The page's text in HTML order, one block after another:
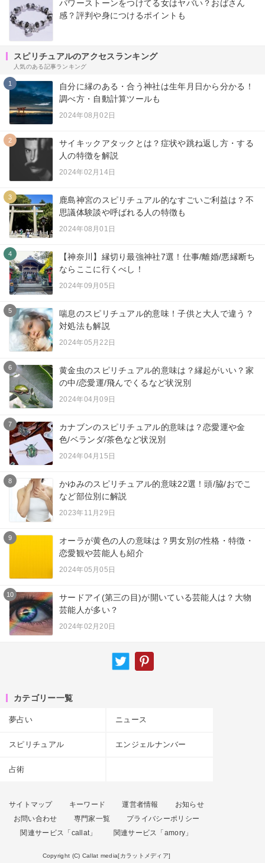
パワーストーンをつけてる女はヤバい？おばさん
感？評判や身につけるポイントも
スピリチュアルのアクセスランキング
人気のある記事ランキング
1
自分に縁のある・合う神社は生年月日から分かる！
調べ方・自動計算ツールも
2024年08月02日
2
サイキックアタックとは？症状や跳ね返し方・する
人の特徴を解説
2024年02月14日
3
鹿島神宮のスピリチュアル的なすごいご利益は？不
思議体験談や呼ばれる人の特徴も
2024年08月01日
4
【神奈川】縁切り最強神社7選！仕事/離婚/悪縁断ち
ならここに行くべし！
2024年09月05日
5
喘息のスピリチュアル的意味！子供と大人で違う？
対処法も解説
2024年05月22日
6
黄金虫のスピリチュアル的意味は？縁起がいい？家
の中/恋愛運/飛んでくるなど状況別
2024年04月09日
7
カナブンのスピリチュアル的意味は？恋愛運や金
色/ベランダ/茶色など状況別
2024年04月15日
8
かゆみのスピリチュアル的意味22選！頭/脇/おでこ
など部位別に解説
2023年11月29日
9
オーラが黄色の人の意味は？男女別の性格・特徴・
恋愛観や芸能人も紹介
2024年05月05日
10
サードアイ(第三の目)が開いている芸能人は？大物
芸能人が多い？
2024年02月20日
カテゴリー一覧
夢占い ニュース
スピリチュアル エンジェルナンバー
占術
サイトマップ キーワード 運営者情報
お知らせ
お問い合わせ
専門家一覧
プライバシーポリシー
関連サービス「callat」
関連サービス「amory」
Copyright (C) Callat media[カラットメディア]